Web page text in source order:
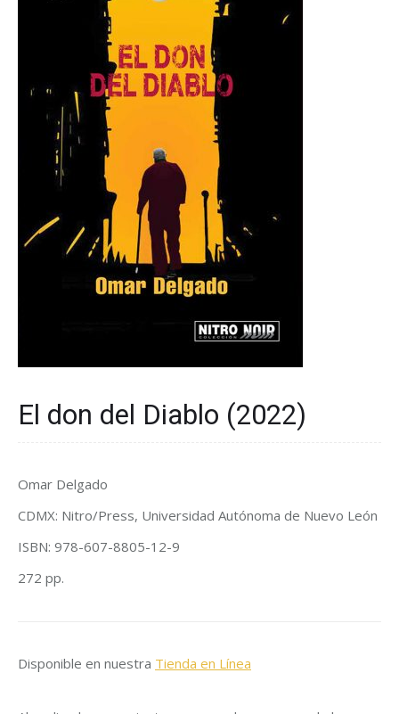
El don del Diablo (2022)
Omar Delgado
CDMX: Nitro/Press, Universidad Autónoma de Nuevo León
ISBN: 978-607-8805-12-9
272 pp.
Disponible en nuestra Tienda en Línea